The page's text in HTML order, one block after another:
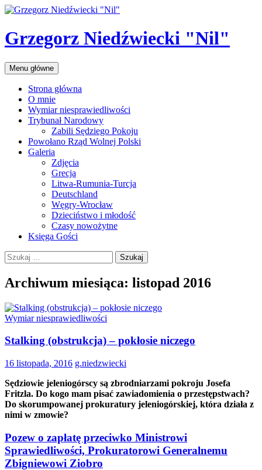
Przejdź
treści
Grzegorz Niedźwiecki "Nil"
Szukaj
Menu główne
Strona główna
O mnie
Wymiar niesprawiedliwości
Trybunał Narodowy
Zabili Sędziego Pokoju
Powołano Rząd Wolnej Polski
Galeria
Zdjęcia
Grecja
Litwa-Rumunia-Turcja
Deutschland
Węgry-Wrocław
Dzieciństwo i młodość
Czasy nowożytne
Księga Gości
Szukaj:
Archiwum miesiąca: listopad 2016
Wymiar niesprawiedliwości
Stalking (obstrukcja) – pokłosie niczego
16 listopada, 2016 g.niedzwiecki
Sędziowie jeleniogórscy są zbrodniarzami pokroju Josefa
Fritzla. Do kogo mam pisać zawiadomienia o przestępstwach?
Do skorumpowanej prokuratury jeleniogórskiej, która działa z
nimi w zmowie?
Pozew o zapłatę przeciwko Ministrowi
Sprawiedliwości, Prokuratorowi Generalnemu
Zbigniewowi Ziobro